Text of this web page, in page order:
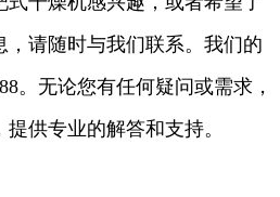
请随时与我们联系。我们的
。无论您有任何疑问或需求，
供专业的解答和支持。